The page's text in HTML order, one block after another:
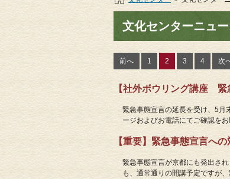
文化センターニュ
前へ 1 2 3 4 次
【社外ボウリング講座 緊
緊急事態宣言の延長を受け、5月
ージおよびお電話にてご確認をお
【重要】緊急事態宣言へ
緊急事態宣言が京都にも発出さ
も、通常通りの開講予定ですが